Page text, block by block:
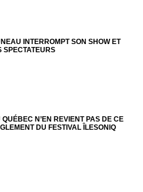
INTERROMPT SON SHOW ET
SPECTATEURS
N’EN REVIENT PAS DE CE
DU FESTIVAL ÎLESONIQ